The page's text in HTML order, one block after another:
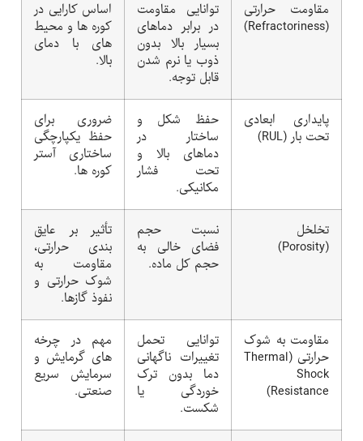
مقاومت حرارتی
(Refractoriness)
توانایی مقاومت
در برابر دماهای
بسیار بالا بدون
ذوب یا نرم شدن
قابل توجه.
اساس کارایی در
کوره ها و محیط
های با دمای
بالا.
پایداری ابعادی
تحت بار (RUL)
حفظ شکل و
ساختار در
دماهای بالا و
تحت فشار
مکانیکی.
ضروری برای
حفظ یکپارچگی
ساختاری آستر
کوره ها.
تخلخل
(Porosity)
نسبت حجم
فضای خالی به
حجم کل ماده.
تأثیر بر عایق
بندی حرارتی،
مقاومت به
شوک حرارتی و
نفوذ گازها.
مقاومت به شوک
حرارتی (Thermal
Shock
Resistance)
توانایی تحمل
تغییرات ناگهانی
دما بدون ترک
خوردگی یا
شکست.
مهم در چرخه
های گرمایش و
سرمایش سریع
صنعتی.